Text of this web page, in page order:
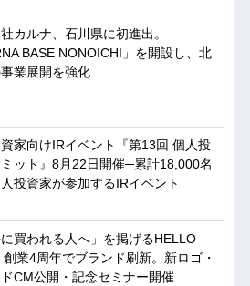
カルナ、石川県に初進出。
BASE NONOICHI」を開設し、北
業展開を強化
家向けIRイベント『第13回 個人投
ット』8月22日開催─累計18,000名
投資家が参加するIRイベント
に買われる人へ」を掲げるHELLO
創業4周年でブランド刷新。新ロゴ・
CM公開・記念セミナー開催